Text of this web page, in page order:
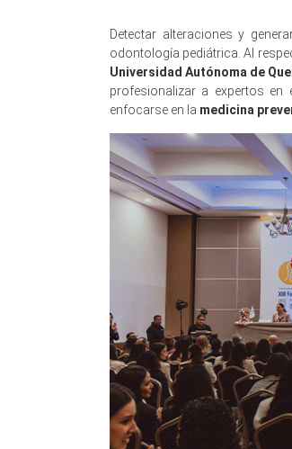
Detectar alteraciones y
odontología pediátrica. Al
Universidad Autónoma de
profesionalizar a expertos
enfocarse en la medicina